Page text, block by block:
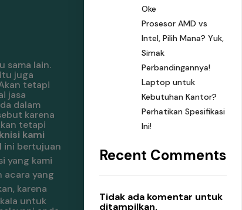
sama lain.
juga
tetapi
jasa
dalam
karena
tetapi
kami
ini bertujuan
yang kami
acara yang
karena
untuk
Oke
Prosesor AMD vs
Intel, Pilih Mana? Yuk,
Simak
Perbandingannya!
Laptop untuk
Kebutuhan Kantor?
Perhatikan Spesifikasi
Ini!
Recent Comments
Tidak ada komentar untuk
ditampilkan.